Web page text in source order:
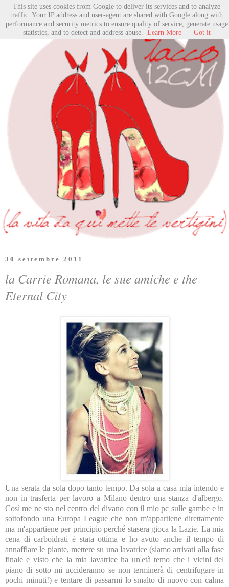
30 settembre 2011
la Carrie Romana, le sue amiche e the
Eternal City
Una serata da sola dopo tanto tempo. Da sola a casa mia intendo e
non in trasferta per lavoro a Milano dentro una stanza d'albergo.
Così me ne sto nel centro del divano con il mio pc sulle gambe e in
sottofondo una Europa League che non m'appartiene direttamente
ma m'appartiene per principio perché stasera gioca la Lazie. La mia
cena di carboidrati è stata ottima e ho avuto anche il tempo di
annaffiare le piante, mettere su una lavatrice (siamo arrivati alla fase
finale e visto che la mia lavatrice ha un'età temo che i vicini del
piano di sotto mi uccideranno se non terminerà di centrifugare in
pochi minuti!) e tentare di passarmi lo smalto di nuovo con calma
This site uses cookies from Google to deliver its services and to analyze
traffic. Your IP address and user-agent are shared with Google along with
performance and security metrics to ensure quality of service, generate usage
statistics, and to detect and address abuse.
Learn More Got it